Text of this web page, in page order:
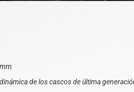
de los cascos de última